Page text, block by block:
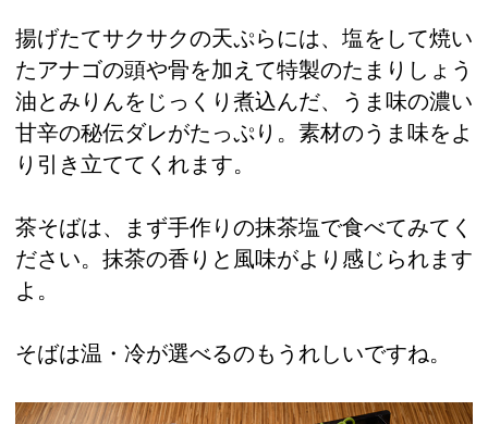
揚げたてサクサクの天ぷらには、塩をして焼い
たアナゴの頭や骨を加えて特製のたまりしょう
油とみりんをじっくり煮込んだ、うま味の濃い
甘辛の秘伝ダレがたっぷり。素材のうま味をよ
り引き立ててくれます。
茶そばは、まず手作りの抹茶塩で食べてみてく
ださい。抹茶の香りと風味がより感じられます
よ。
そばは温・冷が選べるのもうれしいですね。